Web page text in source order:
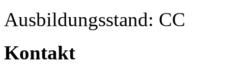
Ausbildungsstand: CC
Kontakt